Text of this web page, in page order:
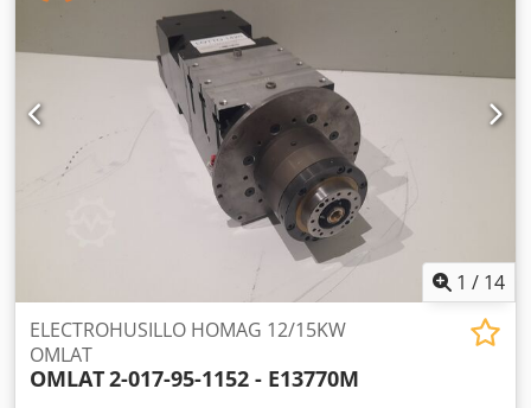
1 / 14
ELECTROHUSILLO HOMAG 12/15KW
OMLAT
OMLAT2-017-95-1152 - E13770M